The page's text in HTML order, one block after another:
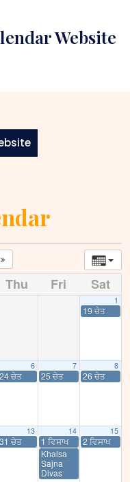
Website
Thu Fri Sat
1
19 ਚੇਤ
6
24 ਚੇਤ
7
25 ਚੇਤ
8
26 ਚੇਤ
13
31 ਚੇਤ
14
1 ਵਿਸਾਖ
Khalsa
Sajna
Divas
15
2 ਵਿਸਾਖ